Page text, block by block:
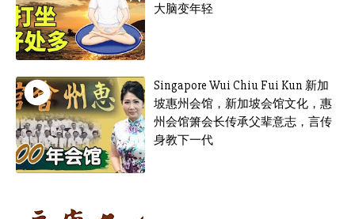
大脑变年轻
Singapore Wui Chiu Fui Kun 新加
坡惠州会馆，新加坡会馆文化，惠
州会馆箫会长传承父辈意志，言传
身教下一代